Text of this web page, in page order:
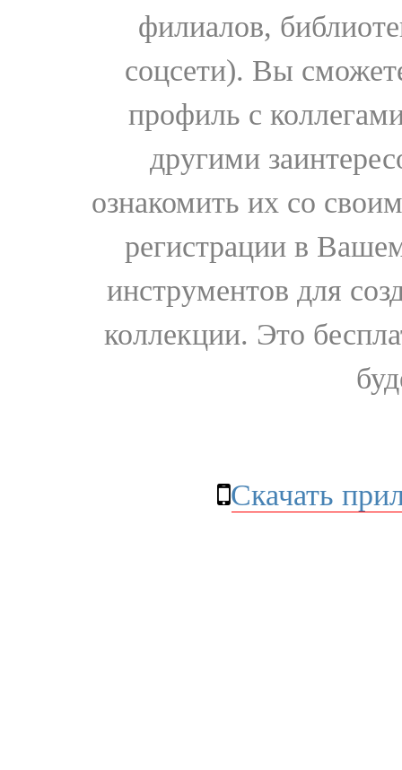
филиалов,
соцсети). Вы
профиль с
другими
ознакомить их со
регистрации в
инструментов для
коллекции. Это
Скачать